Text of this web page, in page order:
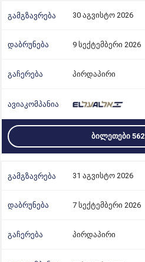
30 აგვისტო 2026
9 სექტემბერი 2026
პირდაპირი
ᲑᲘᲚᲔᲗᲔᲑᲘ 562
31 აგვისტო 2026
7 სექტემბერი 2026
პირდაპირი